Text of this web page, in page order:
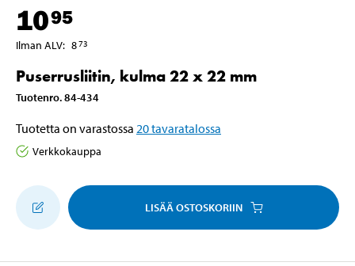
1095
Ilman ALV: 873
Puserrusliitin, kulma 22 x 22 mm
Tuotenro.84-434
Tuotetta on varastossa 20tavaratalossa
Verkkokauppa
LISÄÄ OSTOSKORIIN